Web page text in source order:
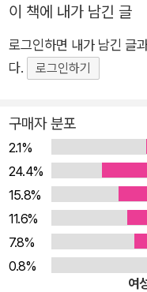
것이다. 평론가 조연정은 해설에서 “(첫 시집) <처형극장> 의 강
렬도를 기억하는 독자라면
의 시집 앞에서 당혹감을
외쳤던 스무살의 독기를 “
말랑말랑한 연애 감정과
강조한다. “ <키스> 의
그러모아 숙성시켜 애무
제로 강정은 <처형극장> 속에 난무하던 에너지를 <들려주려니
말이라 했지만,> 이라는 과도기적 여과를 통과하여 <키스> 라
는 시집 안에 응집시키고
스’를 통해 오랜 시간 소
이 책에 내가 남긴 글
로그인하면 내가 남긴 글
다.
로그인하기
구매자 분포
2.1%
24.4%
15.8%
11.6%
7.8%
0.8%
여